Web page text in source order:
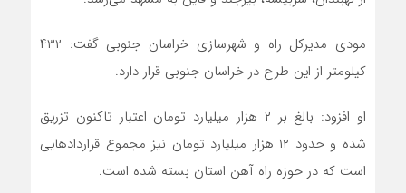
مودی مدیرکل راه و شهرسازی خراسان جنوبی گفت: ۴۳۲
کیلومتر از این طرح در خراسان جنوبی قرار دارد.
او افزود: بالغ بر ۲ هزار میلیارد تومان اعتبار تاکنون تزریق
شده و حدود ۱۲ هزار میلیارد تومان نیز مجموع قرارداد‌هایی
است که در حوزه راه آهن استان بسته شده است.